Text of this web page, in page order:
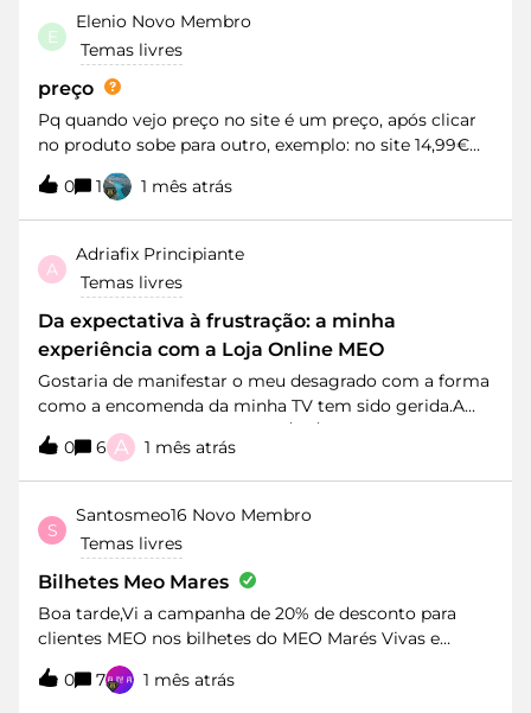
que a responsabilidade, 2º me informaram passou para
as “telecomunicações”/MEO.Algum tempo depois do
temporal contactei a MEO a alertar para a situação, no
entanto não me souberam dizer como resolver esta
questão, encontrando-se a mesma (poste caido e fios
sobre o meu telhado e quintal) sem qualquer
resolução. Agora pretendo reparar o rtelhado e esta
situação está a impedi-lo.Como resolver ou quem
E
Elenio Novo Membro
Temas livres
preço
Pq quando vejo preço no site é um preço, após clicar
no produto sobe para outro, exemplo: no site 14,99€
quando clico no produto sobe para 199,99€
0 1 1 mês atrás
A
Adriafix Principiante
Temas livres
Da expectativa à frustração: a minha
experiência com a Loja Online MEO
Gostaria de manifestar o meu desagrado com a forma
como a encomenda da minha TV tem sido gerida.A
compra foi realizada no dia 07/06/2026 e, dois dias
depois, fui informado de que a encomenda se
encontrava em distribuição para a loja que indiquei
para levantamento. No entanto, passados todos estes
dias, continuo sem receber a televisão nem qualquer
informação concreta sobre a sua entrega.Compreendo
que possam existir atrasos, especialmente em artigos
com elevada procura. Contudo, o que mais me
desilude não é a demora em si, mas a falta de
não é apenas o atraso, mas sim a sucessiva criação de
0 6 A 1 mês atrás
S
Santosmeo16 Novo Membro
Temas livres
Bilhetes Meo Mares
Boa tarde,Vi a campanha de 20% de desconto para
clientes MEO nos bilhetes do MEO Marés Vivas e
gostaria de esclarecer uma dúvida antes de avançar
com a compra.Estou a pensar oferecer os bilhetes
0 7 1 mês atrás